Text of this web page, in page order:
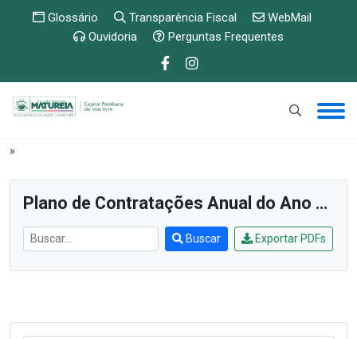
Glossário Transparência Fiscal
WebMail
Ouvidoria
Perguntas Frequentes
»
Plano de Contratações Anual do Ano de 2025
Buscar Exportar PDFs